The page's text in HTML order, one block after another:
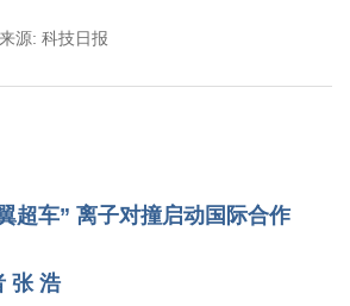
来源: 科技日报
超车” 离子对撞启动国际合作
张 浩